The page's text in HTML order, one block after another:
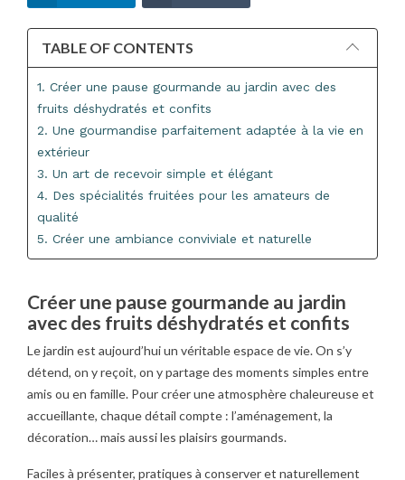
TABLE OF CONTENTS
1. Créer une pause gourmande au jardin avec des
fruits déshydratés et confits
2. Une gourmandise parfaitement adaptée à la vie en
extérieur
3. Un art de recevoir simple et élégant
4. Des spécialités fruitées pour les amateurs de
qualité
5. Créer une ambiance conviviale et naturelle
Créer une pause gourmande au jardin
avec des fruits déshydratés et confits
Le jardin est aujourd’hui un véritable espace de vie. On s’y
détend, on y reçoit, on y partage des moments simples entre
amis ou en famille. Pour créer une atmosphère chaleureuse et
accueillante, chaque détail compte : l’aménagement, la
décoration… mais aussi les plaisirs gourmands.
Faciles à présenter, pratiques à conserver et naturellement